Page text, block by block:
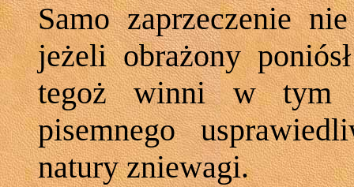
Samo zaprzeczenie
jeżeli obrażony
tegoż winni w tym
pisemnego
natury zniewagi.